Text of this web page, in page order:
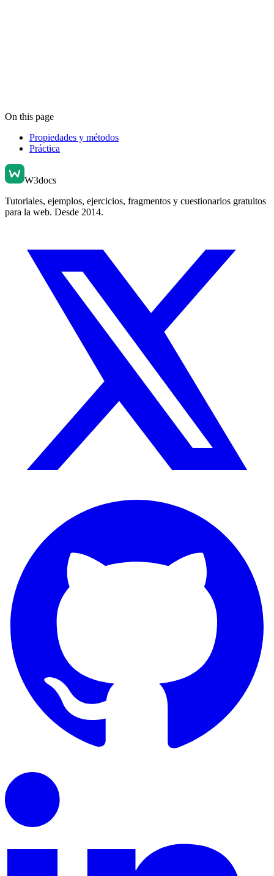
On this page
Propiedades y métodos
Práctica
W3docs
Tutoriales, ejemplos, ejercicios, fragmentos y cuestionarios gratuitos
para la web. Desde 2014.